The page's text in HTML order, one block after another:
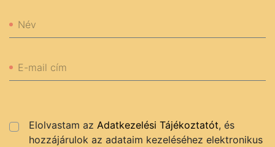
Név
E-mail cím
Elolvastam az Adatkezelési Tájékoztatót, és
hozzájárulok az adataim kezeléséhez elektronikus